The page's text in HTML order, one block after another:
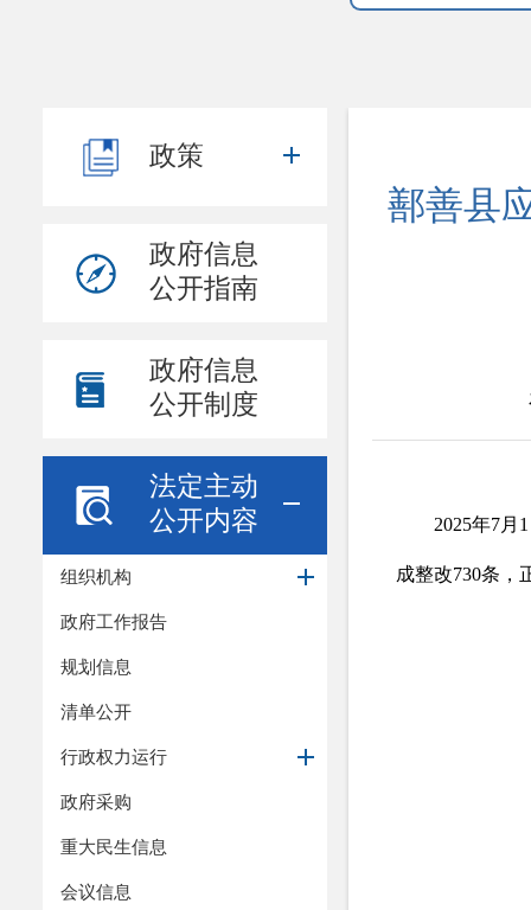
政策
政府信息
公开指南
政府信息
公开制度
法定主动
公开内容
组织机构
政府工作报告
规划信息
清单公开
行政权力运行
政府采购
重大民生信息
会议信息
鄯善县
2025年7月
成整改730条，